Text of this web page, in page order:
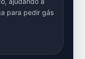
para pedir gás